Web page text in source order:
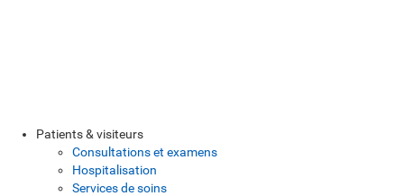
Patients & visiteurs
Consultations et examens
Hospitalisation
Services de soins